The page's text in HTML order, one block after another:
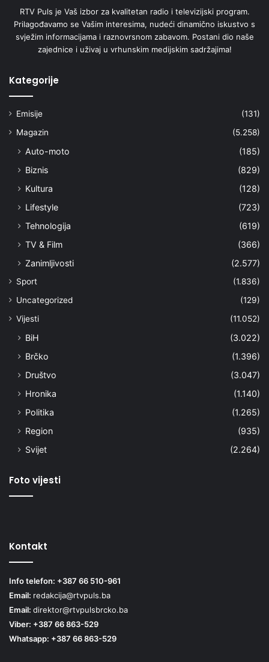
RTV Puls je Vaš izbor za kvalitetan radio i televizijski program.
Prilagođavamo se Vašim interesima, nudeći dinamično iskustvo s
svježim informacijama i raznovrsnom zabavom. Postani dio naše
zajednice i uživaj u vrhunskim medijskim sadržajima!
Kategorije
Emisije
(131)
Magazin
(5.258)
Auto-moto
(185)
Biznis
(829)
Kultura
(128)
Lifestyle
(723)
Tehnologija
(619)
TV & Film
(366)
Zanimljivosti
(2.577)
Sport
(1.836)
Uncategorized
(129)
Vijesti
(11.052)
BiH
(3.022)
Brčko
(1.396)
Društvo
(3.047)
Hronika
(1.140)
Politika
(1.265)
Region
(935)
Svijet
(2.264)
Foto vijesti
Kontakt
Info telefon: +387 66 510-961
Email: redakcija@rtvpuls.ba
Email: direktor@rtvpulsbrcko.ba
Viber: +387 66 863-529
Whatsapp: +387 66 863-529